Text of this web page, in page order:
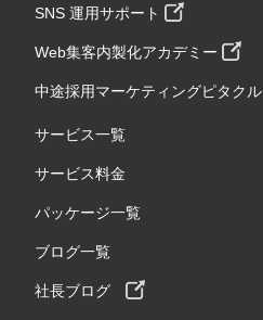
SNS 運用サポート
Web集客内製化アカデミー
中途採用マーケティングピタクル
サービス一覧
サービス料金
パッケージ一覧
ブログ一覧
社長ブログ